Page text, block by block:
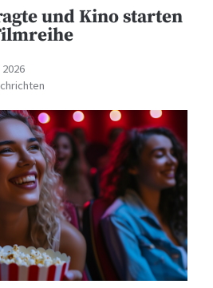
und Kino starten